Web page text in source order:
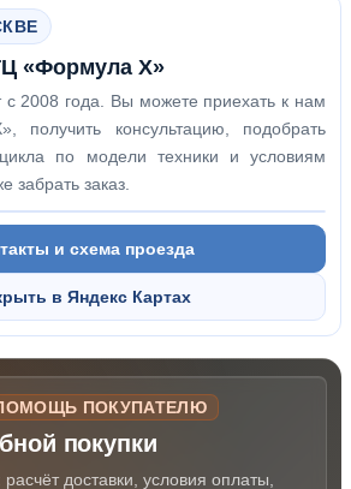
«Формула Х»
с 2008 года. Вы можете приехать к нам
консультацию, подобрать
по модели техники и условиям
забрать заказ.
и схема проезда
в Яндекс Картах
ПОКУПАТЕЛЮ
покупки
доставки, условия оплаты,